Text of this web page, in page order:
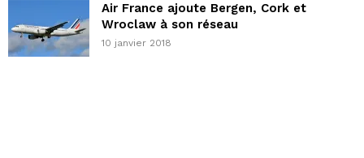
Air France ajoute Bergen, Cork et
Wroclaw à son réseau
10 janvier 2018